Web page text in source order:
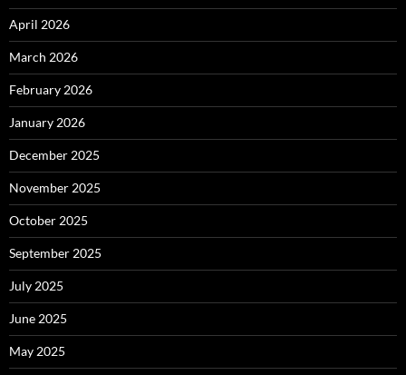
April 2026
March 2026
February 2026
January 2026
December 2025
November 2025
October 2025
September 2025
July 2025
June 2025
May 2025